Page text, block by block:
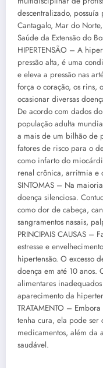
descentralizado,
Cantagalo, Mar do
Saúde da Extensão do
HIPERTENSÃO – A
pressão alta, é uma
e eleva a pressão nas
força o coração, os rins,
ocasionar diversas
De acordo com dados
população adulta
a mais de um bilhão de
fatores de risco para o
como infarto do
renal crônica, arritmia e
SINTOMAS – Na
doença silenciosa.
como dor de cabeça,
sangramentos nasais,
PRINCIPAIS CAUSAS –
estresse e
hipertensão. O excesso
doença em até 10 anos.
alimentares
aparecimento da
TRATAMENTO –
tenha cura, ela pode ser
medicamentos, além da
saudável.